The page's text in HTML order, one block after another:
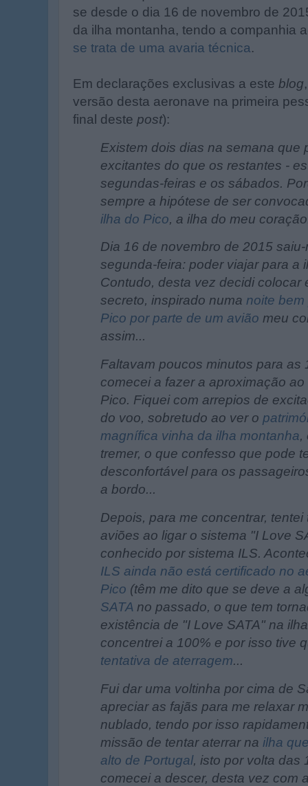
se desde o dia 16 de novembro de
da ilha montanha, tendo a companhia
se trata de uma avaria técnica.
Em declarações exclusivas a este blog
versão desta aeronave na primeira
final deste post):
Existem dois dias na semana que
excitantes do que os restantes -
segundas-feiras e os sábados.
sempre a hipótese de ser
ilha do Pico, a ilha do meu
Dia 16 de novembro de 2015
segunda-feira: poder viajar para a
Contudo, desta vez decidi colocar
secreto, inspirado numa noite
Pico por parte de um avião meu
assim...
Faltavam poucos minutos para as
comecei a fazer a aproximação
Pico. Fiquei com arrepios de
do voo, sobretudo ao ver o
magnífica vinha da ilha montanha,
tremer, o que confesso que pode
desconfortável para os
a bordo...
Depois, para me concentrar,
aviões ao ligar o sistema "I Love
conhecido por sistema ILS.
ILS ainda não está certificado no
Pico (têm me dito que se deve a
SATA no passado, o que tem
existência de "I Love SATA" na
concentrei a 100% e por isso tive
tentativa de aterragem...
Fui dar uma voltinha por cima de
apreciar as fajãs para me relaxar
nublado, tendo por isso
missão de tentar aterrar na ilha
alto de Portugal, isto por volta das
comecei a descer, desta vez com